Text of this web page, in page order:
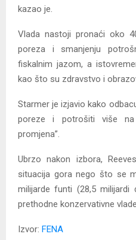
kazao je.
Vlada nastoji pronaći oko
poreza i smanjenju
fiskalnim jazom, a
kao što su zdravstvo i
Starmer je izjavio kako
poreze i potrošiti više na
promjena”.
Ubrzo nakon izbora,
situacija gora nego što se
milijarde funti (28,5 milijardi
prethodne konzervativne
Izvor: FENA